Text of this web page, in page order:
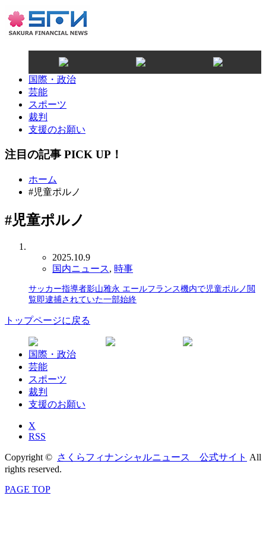
国際・政治
芸能
スポーツ
裁判
支援のお願い
注目の記事 PICK UP！
ホーム
#児童ポルノ
#児童ポルノ
2025.10.9
国内ニュース, 時事
サッカー指導者影山雅永 エールフランス機内で児童ポルノ閲
覧即逮捕されていた一部始終
トップページに戻る
国際・政治
芸能
スポーツ
裁判
支援のお願い
X
RSS
Copyright © さくらフィナンシャルニュース 公式サイト All
rights reserved.
PAGE TOP